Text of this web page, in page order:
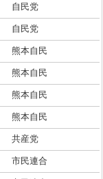
自民党
自民党
熊本自民
熊本自民
熊本自民
熊本自民
共産党
市民連合